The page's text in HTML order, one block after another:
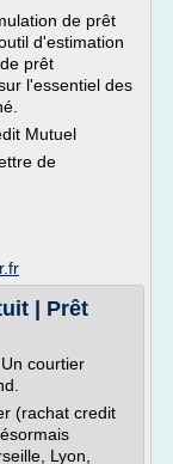
de prêt
d'estimation
prêt
l'essentiel des
Mutuel
de
| Prêt
courtier
(rachat credit
Lyon,